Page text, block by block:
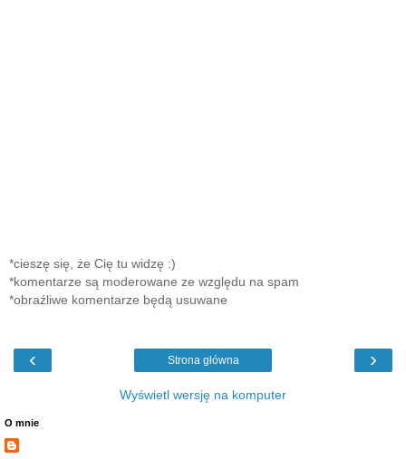
*cieszę się, że Cię tu widzę :)
*komentarze są moderowane ze względu na spam
*obraźliwe komentarze będą usuwane
‹ ›
Strona główna
Wyświetl wersję na komputer
O mnie